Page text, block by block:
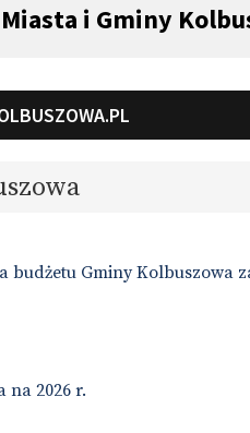
i Gminy
Gminy Kolbuszowa
na 2026 r.